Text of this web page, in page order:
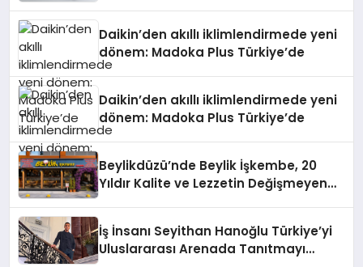
Daikin’den akıllı iklimlendirmede yeni
dönem: Madoka Plus Türkiye’de
Daikin’den akıllı iklimlendirmede yeni
dönem: Madoka Plus Türkiye’de
Beylikdüzü’nde Beylik İşkembe, 20
Yıldır Kalite ve Lezzetin Değişmeyen
İş İnsanı Seyithan Hanoğlu Türkiye’yi
Uluslararası Arenada Tanıtmayı